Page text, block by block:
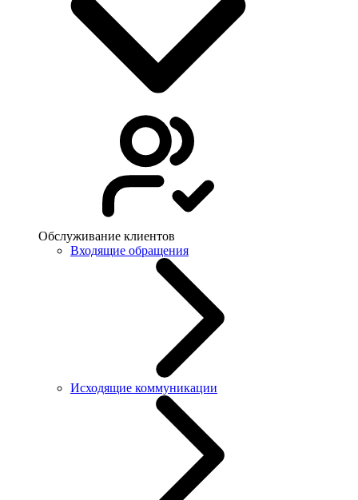
Обслуживание клиентов
Входящие обращения
Исходящие коммуникации